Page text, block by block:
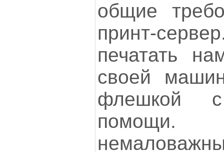
общие
принт-
печатать
своей
флешкой